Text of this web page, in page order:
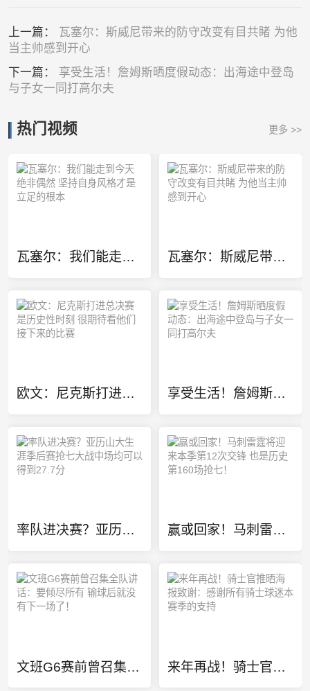
上一篇：
瓦塞尔：斯威尼带来的防守改变有目共睹 为他
当主帅感到开心
下一篇： 享受生活！詹姆斯晒度假动态：出海途中登岛
与子女一同打高尔夫
热门视频 更多 >>
瓦塞尔：我们能走到今天绝非偶然 坚持自身风格才是立足的根本 瓦塞尔：斯威尼带来的防守改变有目共睹 为他当主帅感到开心
欧文：尼克斯打进总决赛是历史性时刻 很期待看他们接下来的比赛 享受生活！詹姆斯晒度假动态：出海途中登岛与子女一同打高尔夫
率队进决赛？亚历山大生涯季后赛抢七大战中场均可以得到27.7分 赢或回家！马刺雷霆将迎来本季第12次交锋 也是历史第160场抢七！
文班G6赛前曾召集全队讲话：要倾尽所有 输球后就没有下一场了！ 来年再战！骑士官推晒海报致谢：感谢所有骑士球迷本赛季的支持